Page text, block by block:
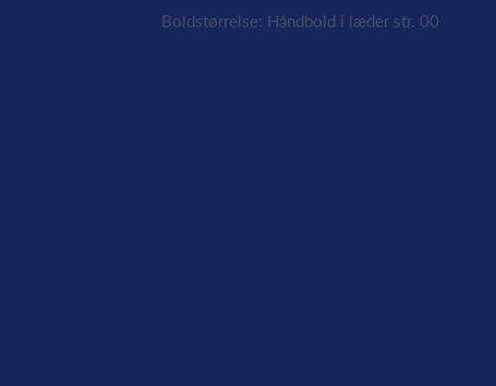
Boldstørrelse: Håndbold i læder str. 00